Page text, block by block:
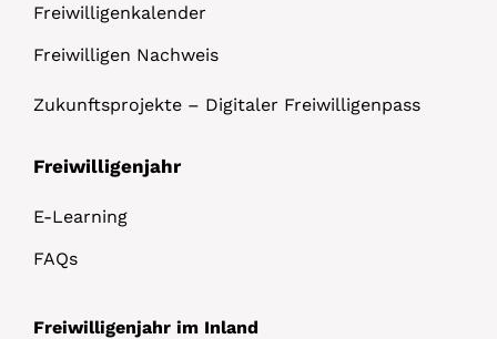
Freiwilligenkalender
Freiwilligen Nachweis
Zukunftsprojekte – Digitaler Freiwilligenpass
Freiwilligenjahr
E-Learning
FAQs
Freiwilligenjahr im Inland